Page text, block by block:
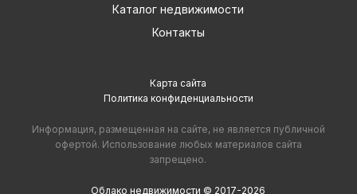
Каталог недвижимости
Контакты
Карта сайта
Политика конфиденциальности
Информация, размещенная на сайте, не является публичной
офертой. Использование любых материалов сайта
запрещено.
Облако недвижимости © 2017-2026